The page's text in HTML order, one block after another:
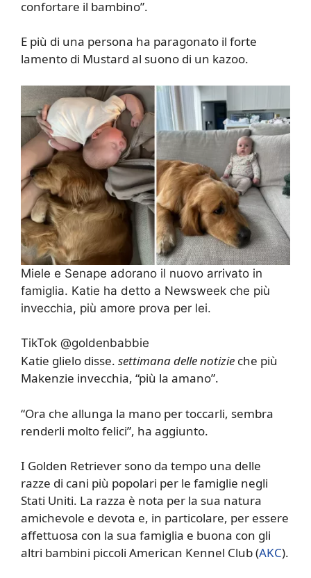
confortare il bambino”.
E più di una persona ha paragonato il forte
lamento di Mustard al suono di un kazoo.
Miele e Senape adorano il nuovo arrivato in
famiglia. Katie ha detto a Newsweek che più
invecchia, più amore prova per lei.
TikTok @goldenbabbie
Katie glielo disse. settimana delle notizie che più
Makenzie invecchia, “più la amano”.
“Ora che allunga la mano per toccarli, sembra
renderli molto felici”, ha aggiunto.
I Golden Retriever sono da tempo una delle
razze di cani più popolari per le famiglie negli
Stati Uniti. La razza è nota per la sua natura
amichevole e devota e, in particolare, per essere
affettuosa con la sua famiglia e buona con gli
altri bambini piccoli American Kennel Club (AKC).